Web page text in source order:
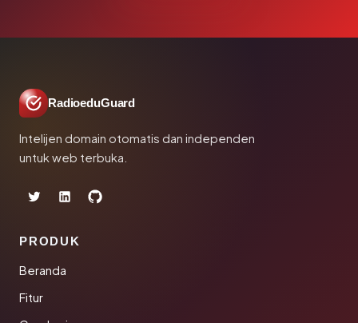
RadioeduGuard
Intelijen domain otomatis dan independen
untuk web terbuka.
PRODUK
Beranda
Fitur